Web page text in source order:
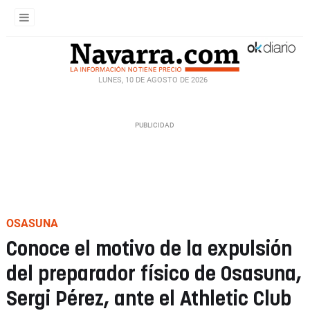
LUNES, 10 DE AGOSTO DE 2026
OSASUNA
Conoce el motivo de la expulsión
del preparador físico de Osasuna,
Sergi Pérez, ante el Athletic Club